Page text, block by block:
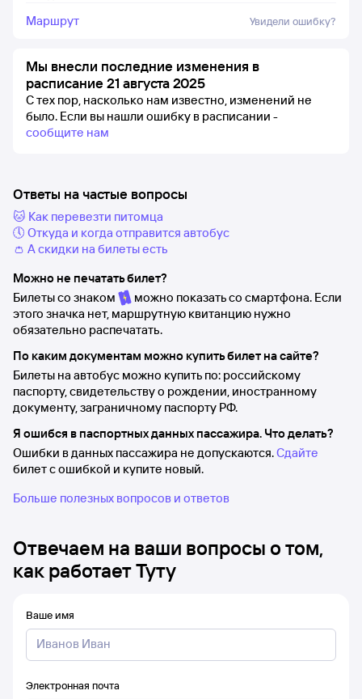
Маршрут Увидели ошибку?
Мы внесли последние изменения в
расписание 21 августа 2025
С тех пор, насколько нам известно, изменений не
было. Если вы нашли ошибку в расписании -
сообщите нам
Ответы на частые вопросы
🐱 Как перевезти питомца
🕔 Откуда и когда отправится автобус
👛 А скидки на билеты есть
Можно не печатать билет?
Билеты со знаком
можно показать со смартфона. Если
этого значка нет, маршрутную квитанцию нужно
обязательно распечатать.
По каким документам можно купить билет на сайте?
Билеты на автобус можно купить по: российскому
паспорту, свидетельству о рождении, иностранному
документу, заграничному паспорту РФ.
Я ошибся в паспортных данных пассажира. Что делать?
Ошибки в данных пассажира не допускаются.Сдайте
билет с ошибкой и купите новый.
Больше полезных вопросов и ответов
Отвечаем на ваши вопросы о том,
как работает Туту
Ваше имя
Электронная почта